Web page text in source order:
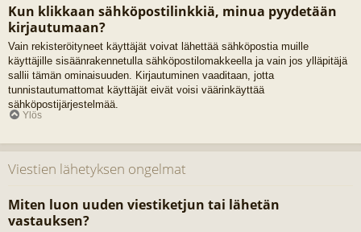
Kun klikkaan sähköpostilinkkiä, minua pyydetään
kirjautumaan?
Vain rekisteröityneet käyttäjät voivat lähettää sähköpostia muille
käyttäjille sisäänrakennetulla sähköpostilomakkeella ja vain jos ylläpitäjä
sallii tämän ominaisuuden. Kirjautuminen vaaditaan, jotta
tunnistautumattomat käyttäjät eivät voisi väärinkäyttää
sähköpostijärjestelmää.
Ylös
Viestien lähetyksen ongelmat
Miten luon uuden viestiketjun tai lähetän
vastauksen?